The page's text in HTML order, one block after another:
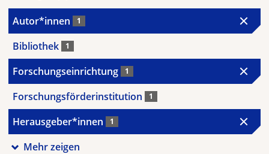
Autor*innen 1
Bibliothek 1
Forschungseinrichtung 1
Forschungsförderinstitution 1
Herausgeber*innen 1
Mehr zeigen